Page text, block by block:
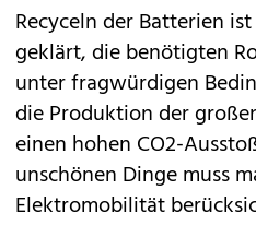
Recyceln der Batterien
geklärt, die benötigten
unter fragwürdigen
die Produktion der
einen hohen CO2-
unschönen Dinge muss
Elektromobilität